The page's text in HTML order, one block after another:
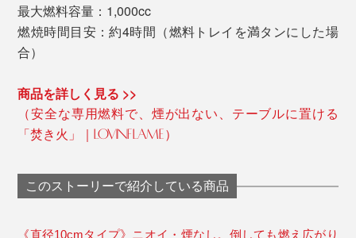
最大燃料容量：1,000cc
燃焼時間目安：約4時間（燃料トレイを満タンにした場
合）
商品を詳しく見る >>
（安全な専用燃料で、煙が出ない、テーブルに置ける
「焚き火」｜LOVINFLAME）
このストーリーで紹介している商品
《直径10cmタイプ》ニオイ・煙なし。倒しても燃え広がり